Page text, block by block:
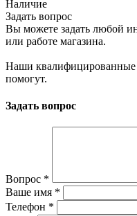
Наличие
Задать вопрос
Вы можете задать любой
или работе магазина.
Наши квалифицированные
помогут.
Задать вопрос
Вопрос *
Ваше имя *
Телефон *